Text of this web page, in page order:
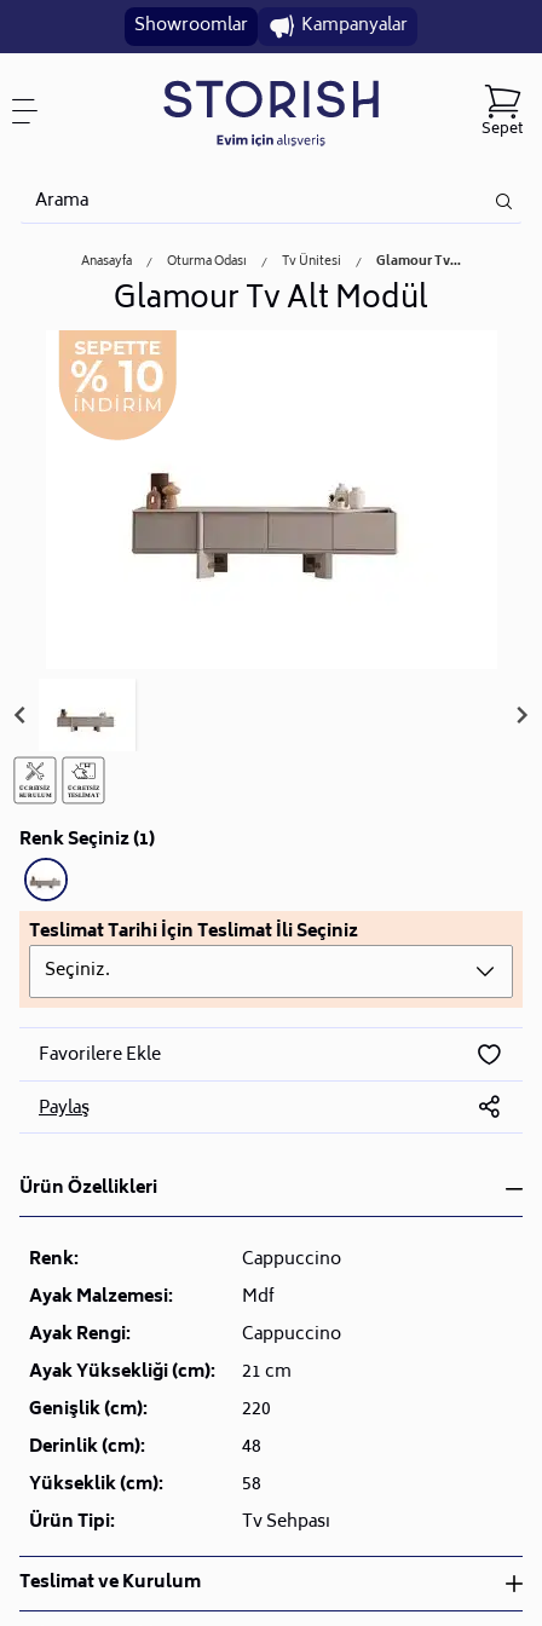
Showroomlar Kampanyalar
Sepet
Anasayfa Oturma Odası Tv Ünitesi Glamour Tv...
Glamour Tv Alt Modül
Renk Seçiniz (1)
Teslimat Tarihi İçin Teslimat İli Seçiniz
Seçiniz.
Favorilere Ekle
Paylaş
Ürün Özellikleri
Renk:
Cappuccino
Ayak Malzemesi:
Mdf
Ayak Rengi:
Cappuccino
Ayak Yüksekliği (cm):
21 cm
Genişlik (cm):
220
Derinlik (cm):
48
Yükseklik (cm):
58
Ürün Tipi:
Tv Sehpası
Teslimat ve Kurulum